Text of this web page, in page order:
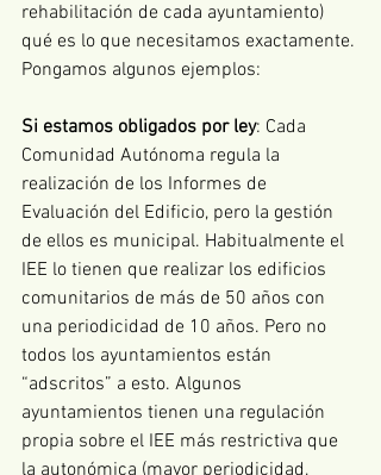
rehabilitación de cada ayuntamiento)
qué es lo que necesitamos exactamente.
Pongamos algunos ejemplos:
Si estamos obligados por ley: Cada
Comunidad Autónoma regula la
realización de los Informes de
Evaluación del Edificio, pero la gestión
de ellos es municipal. Habitualmente el
IEE lo tienen que realizar los edificios
comunitarios de más de 50 años con
una periodicidad de 10 años. Pero no
todos los ayuntamientos están
“adscritos” a esto. Algunos
ayuntamientos tienen una regulación
propia sobre el IEE más restrictiva que
la autonómica (mayor periodicidad,